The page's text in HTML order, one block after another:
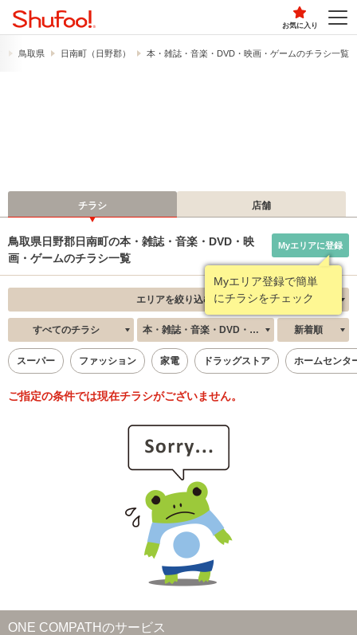
お気に入り
鳥取県 日南町（日野郡） 本・雑誌・音楽・DVD・映画・ゲームのチラシ一覧
チラシ 店舗
鳥取県日野郡日南町の本・雑誌・音楽・DVD・映
画・ゲームのチラシ一覧
Myエリア登録で簡単
にチラシをチェック
Myエリアに登録
エリアを絞り込む
すべてのチラシ 本・雑誌・音楽・DVD・映画・ゲーム 新着順
スーパー ファッション 家電 ドラッグストア ホームセンタ
ご指定の条件では現在チラシがございません。
ONE COMPATHのサービス